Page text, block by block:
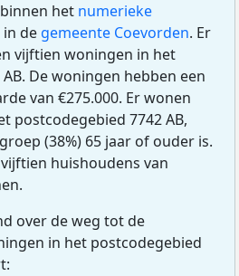
het numerieke
in de gemeente Coevorden. Er
vijftien woningen in het
De woningen hebben een
van €275.000. Er wonen
postcodegebied 7742 AB,
(38%) 65 jaar of ouder is.
huishoudens van
over de weg tot de
in het postcodegebied